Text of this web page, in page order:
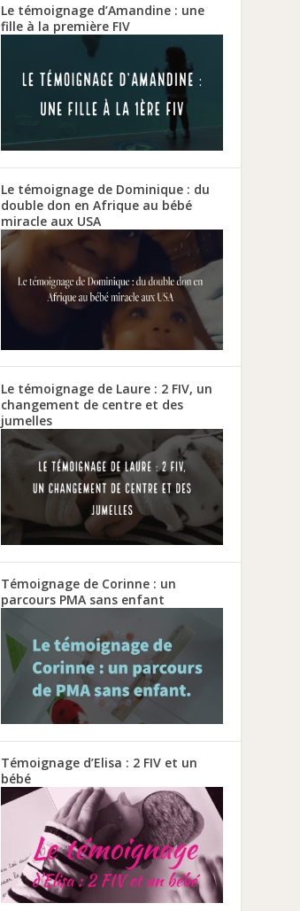
Le témoignage d’Amandine : une
fille à la première FIV
Le témoignage de Dominique : du
double don en Afrique au bébé
miracle aux USA
Le témoignage de Laure : 2 FIV, un
changement de centre et des
jumelles
Témoignage de Corinne : un
parcours PMA sans enfant
Témoignage d’Elisa : 2 FIV et un
bébé